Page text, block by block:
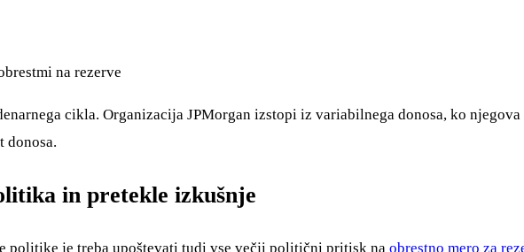
na rezerve
cikla. Organizacija JPMorgan izstopi iz variabilnega donosa, ko
donosa.
in pretekle izkušnje
politike je treba upoštevati tudi vse večji politični pritisk na obrestno mero za